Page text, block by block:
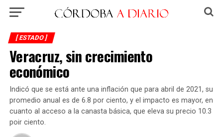
[ ESTADO ]
Veracruz, sin crecimiento
económico
Indicó que se está ante una inflación que para abril de 2021, su
promedio anual es de 6.8 por ciento, y el impacto es mayor, en
cuanto al acceso a la canasta básica, que eleva su precio 10.3
poir ciento.